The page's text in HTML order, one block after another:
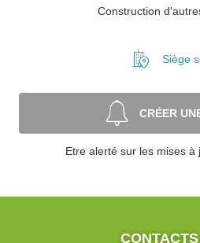
Construction
Siège
CRÉER
Etre alerté sur les mises à
CONTACTS